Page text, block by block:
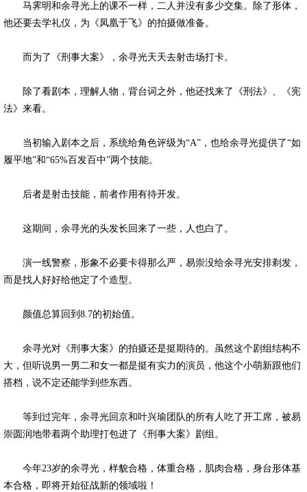
马霁明和余寻光上的课不一样，二人并没有多少交集。除了形体，
他还要去学礼仪，为《凤凰于飞》的拍摄做准备。
而为了《刑事大案》，余寻光天天去射击场打卡。
除了看剧本，理解人物，背台词之外，他还找来了《刑法》、《宪
法》来看。
当初输入剧本之后，系统给角色评级为“A”，也给余寻光提供了“如
履平地”和“65%百发百中”两个技能。
后者是射击技能，前者作用有待开发。
这期间，余寻光的头发长回来了一些，人也白了。
演一线警察，形象不必要卡得那么严，易崇没给余寻光安排剃发，
而是找人好好给他定了个造型。
颜值总算回到8.7的初始值。
余寻光对《刑事大案》的拍摄还是挺期待的。虽然这个剧组结构不
大，但听说男一男二和女一都是挺有实力的演员，他这个小萌新跟他们
搭档，说不定还能学到些东西。
等到过完年，余寻光回京和叶兴瑜团队的所有人吃了开工席，被易
崇圆润地带着两个助理打包进了《刑事大案》剧组。
今年23岁的余寻光，样貌合格，体重合格，肌肉合格，身台形体基
本合格，即将开始征战新的领域啦！